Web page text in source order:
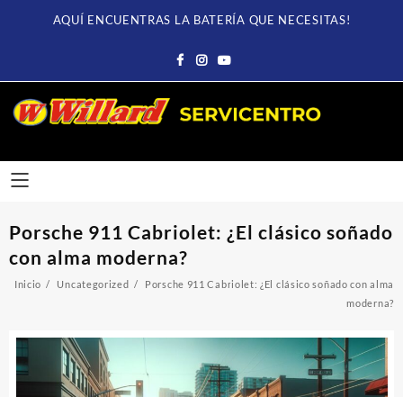
AQUÍ ENCUENTRAS LA BATERÍA QUE NECESITAS!
Porsche 911 Cabriolet: ¿El clásico soñado
con alma moderna?
Inicio Uncategorized
Porsche 911 Cabriolet: ¿El clásico soñado con alma
moderna?